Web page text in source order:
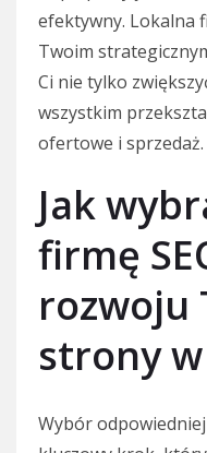
efektywny. Lokalna
Twoim
Ci nie tylko
wszystkim
ofertowe i sprzedaż.
Jak
firmę
rozwoju
strony
Wybór